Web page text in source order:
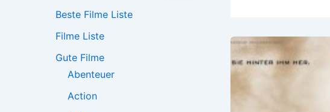
h
n
a
Beste Filme Liste
Filme Liste
Gute Filme
Abenteuer
Action